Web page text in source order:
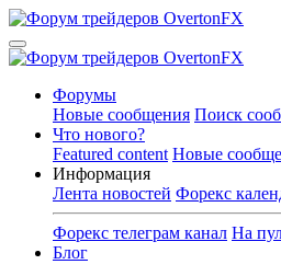
Форумы
Новые сообщения Поиск
Что нового?
Featured content Новые
Информация
Лента новостей Форекс
Форекс телеграм канал На
Блог